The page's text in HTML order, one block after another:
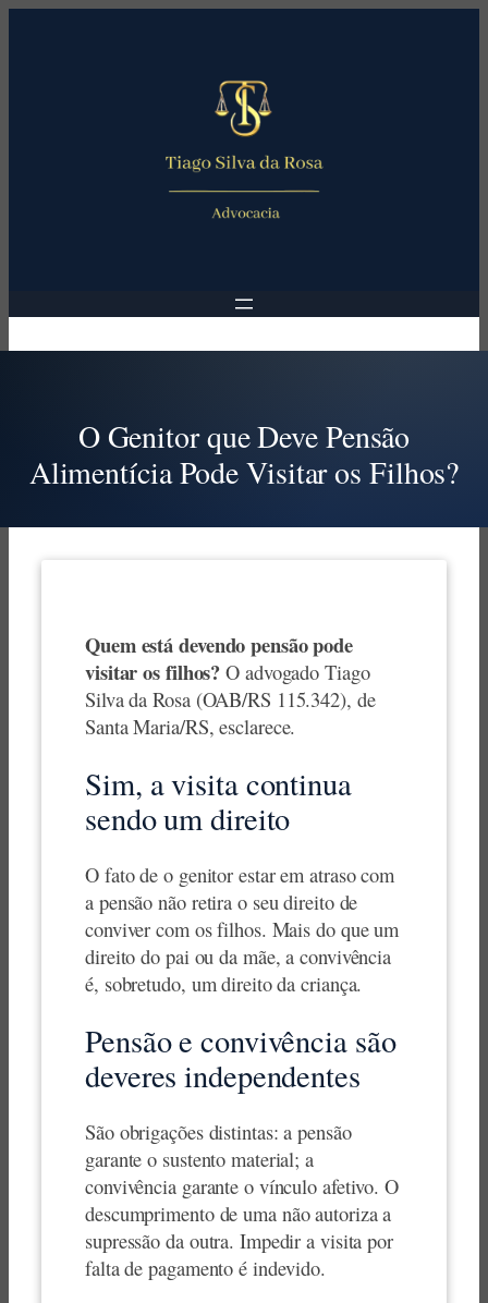
O Genitor que Deve Pensão
Alimentícia Pode Visitar os Filhos?
Quem está devendo pensão pode
visitar os filhos? O advogado Tiago
Silva da Rosa (OAB/RS 115.342), de
Santa Maria/RS, esclarece.
Sim, a visita continua
sendo um direito
O fato de o genitor estar em atraso com
a pensão não retira o seu direito de
conviver com os filhos. Mais do que um
direito do pai ou da mãe, a convivência
é, sobretudo, um direito da criança.
Pensão e convivência são
deveres independentes
São obrigações distintas: a pensão
garante o sustento material; a
convivência garante o vínculo afetivo. O
descumprimento de uma não autoriza a
supressão da outra. Impedir a visita por
falta de pagamento é indevido.